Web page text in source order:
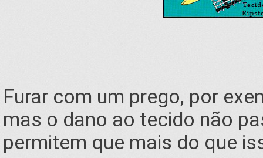
Furar com um prego, por
mas o dano ao tecido não
permitem que mais do que